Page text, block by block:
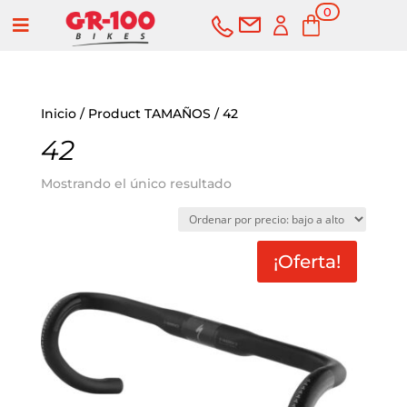
0
elementos
COMPRAR
Bicicletas
Inicio/ Product TAMAÑOS / 42
42
Mostrando el único resultado
¡Oferta!